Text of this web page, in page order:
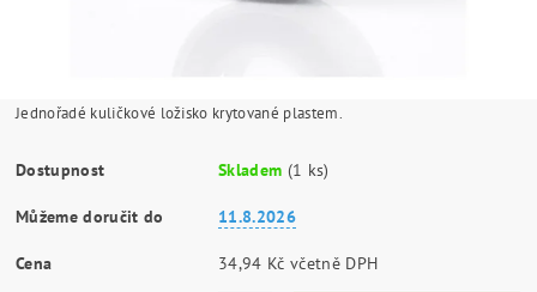
Jednořadé kuličkové ložisko krytované plastem.
Dostupnost Skladem (1 ks)
Můžeme doručit do 11.8.2026
Cena 34,94 Kč včetně DPH